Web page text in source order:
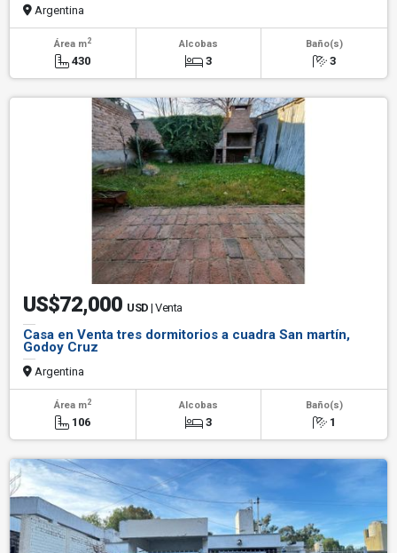
Argentina
Área m2
430
Alcobas
3
Baño(s)
3
US$72,000 USD | Venta
Casa en Venta tres dormitorios a cuadra San martín,
Godoy Cruz
Argentina
Área m2
106
Alcobas
3
Baño(s)
1